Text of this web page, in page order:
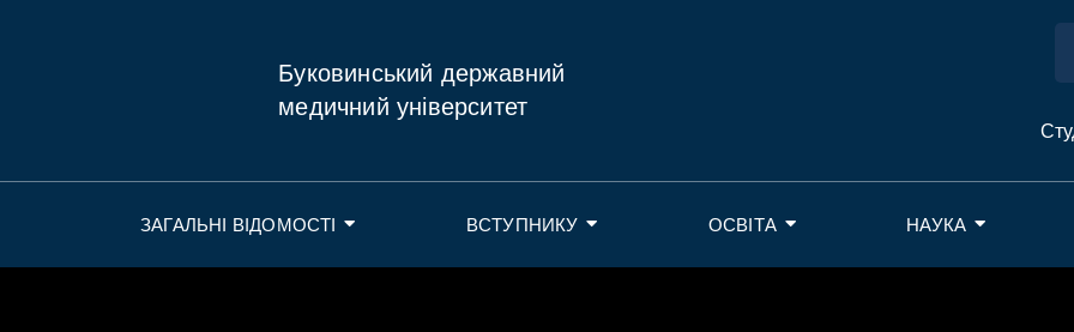
Буковинський державний
медичний університет
ЗАГАЛЬНІ ВІДОМОСТІ ВСТУПНИКУ ОСВІТА НАУКА